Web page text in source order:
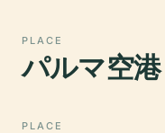
PLACE
パルマ空港
PLACE